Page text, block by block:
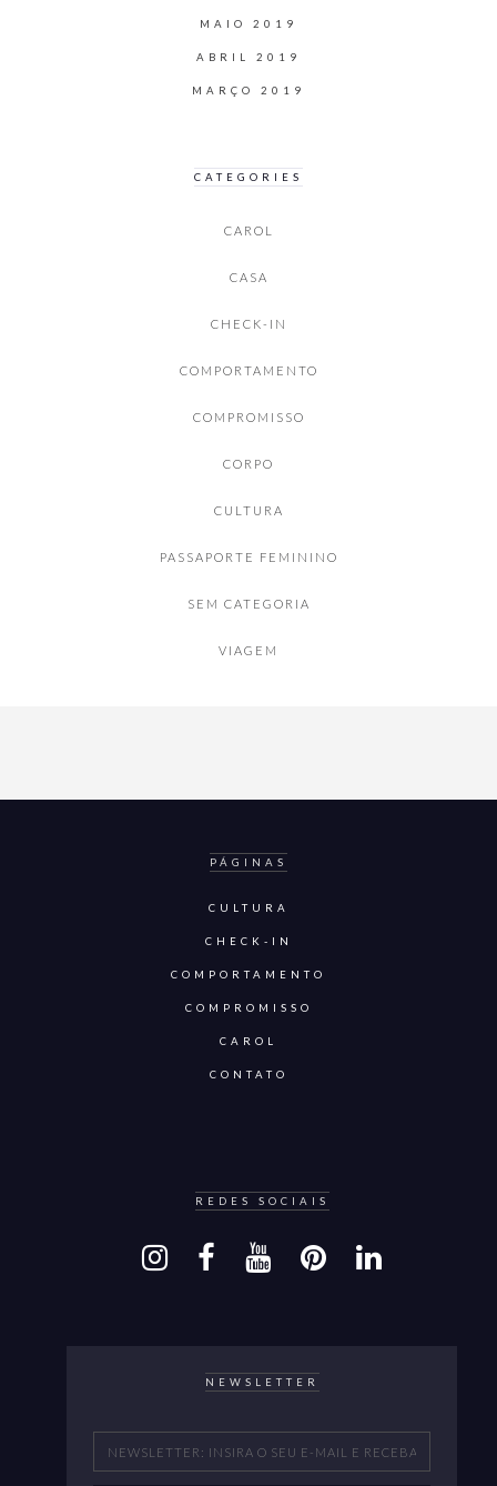
MAIO 2019
ABRIL 2019
MARÇO 2019
CATEGORIES
CAROL
CASA
CHECK-IN
COMPORTAMENTO
COMPROMISSO
CORPO
CULTURA
PASSAPORTE FEMININO
SEM CATEGORIA
VIAGEM
PÁGINAS
CULTURA
CHECK-IN
COMPORTAMENTO
COMPROMISSO
CAROL
CONTATO
REDES SOCIAIS
NEWSLETTER